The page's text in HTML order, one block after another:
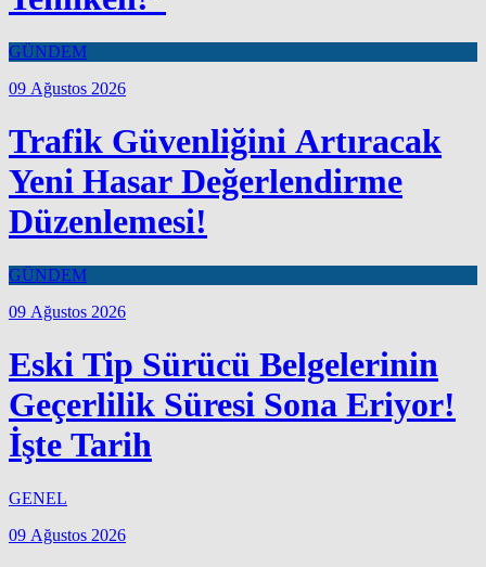
GÜNDEM
09 Ağustos 2026
Trafik Güvenliğini Artıracak
Yeni Hasar Değerlendirme
Düzenlemesi!
GÜNDEM
09 Ağustos 2026
Eski Tip Sürücü Belgelerinin
Geçerlilik Süresi Sona Eriyor!
İşte Tarih
GENEL
09 Ağustos 2026